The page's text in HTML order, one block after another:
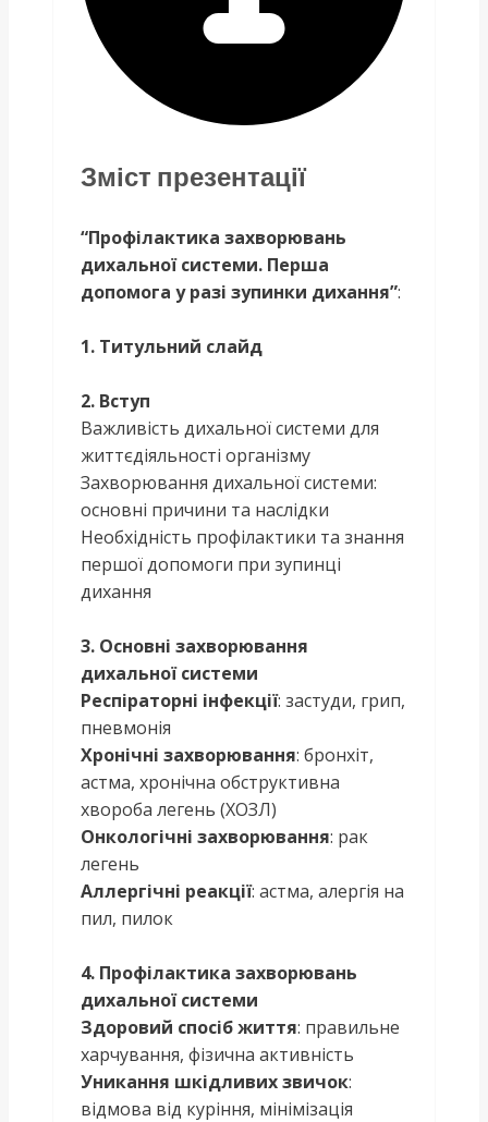
Зміст презентації
“Профілактика захворювань
дихальної системи. Перша
допомога у разі зупинки дихання”:
1. Титульний слайд
2. Вступ
Важливість дихальної системи для
життєдіяльності організму
Захворювання дихальної системи:
основні причини та наслідки
Необхідність профілактики та знання
першої допомоги при зупинці
дихання
3. Основні захворювання
дихальної системи
Респіраторні інфекції: застуди, грип,
пневмонія
Хронічні захворювання: бронхіт,
астма, хронічна обструктивна
хвороба легень (ХОЗЛ)
Онкологічні захворювання: рак
легень
Аллергічні реакції: астма, алергія на
пил, пилок
4. Профілактика захворювань
дихальної системи
Здоровий спосіб життя: правильне
харчування, фізична активність
Уникання шкідливих звичок:
відмова від куріння, мінімізація